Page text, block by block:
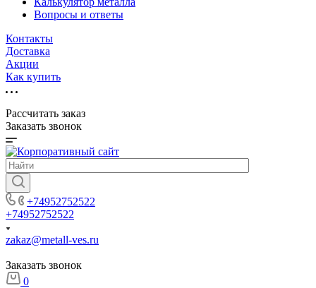
Вопросы и ответы
Контакты
Доставка
Акции
Как купить
Рассчитать заказ
Заказать звонок
+74952752522
+74952752522
zakaz@metall-ves.ru
Заказать звонок
0